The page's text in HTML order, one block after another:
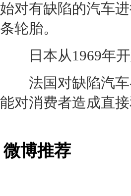
始对有缺陷的汽车
条轮胎。
日本从1969年开
法国对缺陷汽
能对消费者造成直
微博推荐